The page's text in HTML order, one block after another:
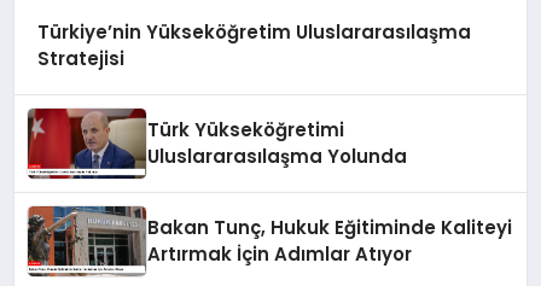
Türkiye’nin Yükseköğretim Uluslararasılaşma
Stratejisi
Türk Yükseköğretimi
Uluslararasılaşma Yolunda
Bakan Tunç, Hukuk Eğitiminde Kaliteyi
Artırmak İçin Adımlar Atıyor